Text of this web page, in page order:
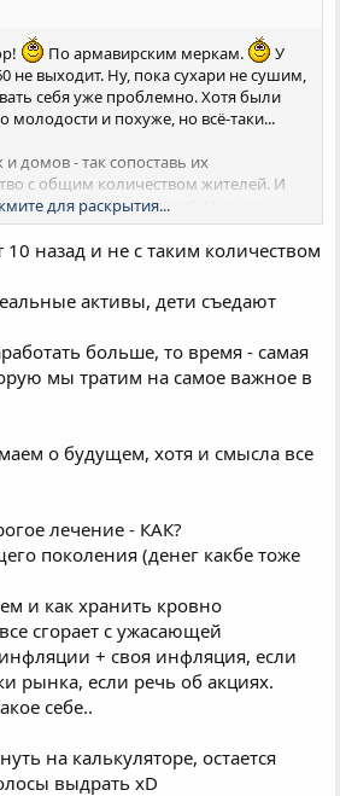
По армавирским меркам.
У
не выходит. Ну, пока сухари не сушим,
себя уже проблемно. Хотя были
молодости и похуже, но всё-таки...
и домов - так сопоставь их
с общим количеством жителей. И
"список прилагается". Насколько
роста цен з/п
будь то частное производство или
Так что у кого были кисельные
у того и остались. Даже более того -
свидетельством былого
жителей точно...
для раскрытия...
назад и не с таким количеством
активы, дети съедают
больше, то время - самая
мы тратим на самое важное в
о будущем, хотя и смысла все
лечение - КАК?
поколения (денег какбе тоже
и как хранить кровно
сгорает с ужасающей
+ своя инфляция, если
рынка, если речь об акциях.
себе..
на калькуляторе, остается
выдрать xD